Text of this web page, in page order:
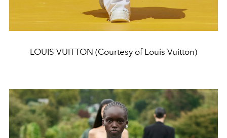
LOUIS VUITTON (Courtesy of Louis Vuitton)